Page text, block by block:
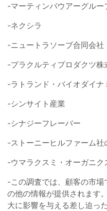
-マーティンバウアーグルー
-ネクシラ
-ニュートラソーブ合同会社
-プラクルティプロダクツ株
-ラトランド・バイオダイナ
-シンサイト産業
-シナジーフレーバー
-ストーニーヒルファーム社
-ウマラクスミ・オーガニク
-この調査では、顧客の市
の他の情報が提供されます
大に影響を与える差し迫っ